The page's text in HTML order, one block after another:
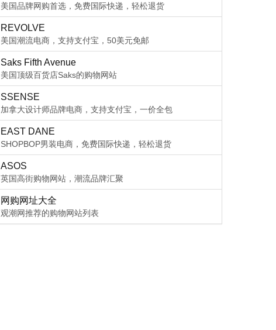
美国品牌网购首选，免费国际快递，轻松退货
REVOLVE
美国潮流电商，支持支付宝，50美元免邮
Saks Fifth Avenue
美国顶级百货店Saks的购物网站
SSENSE
加拿大设计师品牌电商，支持支付宝，一价全包
EAST DANE
SHOPBOP男装电商，免费国际快递，轻松退货
ASOS
英国高街购物网站，潮流品牌汇聚
网购网址大全
观潮网推荐的购物网站列表